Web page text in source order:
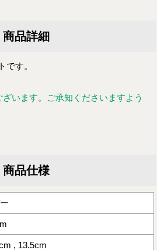
商品詳細
です。
います。ご承知くださいますよう
商品仕様
, 13.5cm